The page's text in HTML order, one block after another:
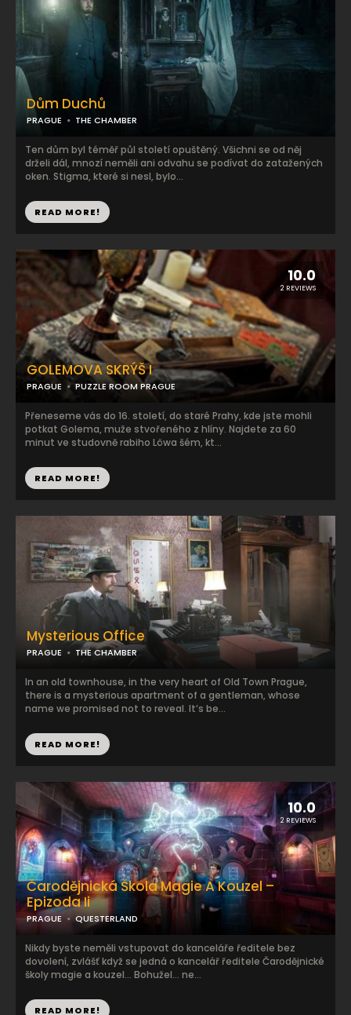
Dům Duchů
PRAGUE THE CHAMBER
Ten dům byl téměř půl století opuštěný. Všichni se od něj
drželi dál, mnozí neměli ani odvahu se podívat do zatažených
oken. Stigma, které si nesl, bylo...
READ MORE!
Mysterious Office
PRAGUE THE CHAMBER
In an old townhouse, in the very heart of Old Town Prague,
there is a mysterious apartment of a gentleman, whose
name we promised not to reveal. It’s be...
READ MORE!
10.0
2 REVIEWS
GOLEMOVA SKRÝŠ I
PRAGUE PUZZLE ROOM PRAGUE
Přeneseme vás do 16. století, do staré Prahy, kde jste mohli
potkat Golema, muže stvořeného z hlíny. Najdete za 60
minut ve studovně rabiho Löwa šém, kt...
READ MORE!
10.0
2 REVIEWS
Čarodějnická Škola Magie A Kouzel –
Epizoda Ii
PRAGUE QUESTERLAND
Nikdy byste neměli vstupovat do kanceláře ředitele bez
dovolení, zvlášť když se jedná o kancelář ředitele Čarodějnické
školy magie a kouzel… Bohužel… ne...
READ MORE!